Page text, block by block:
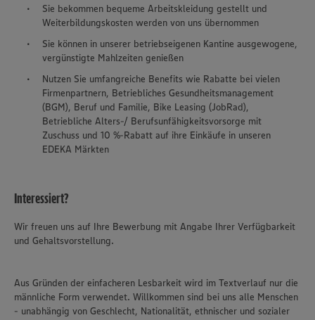
Sie bekommen bequeme Arbeitskleidung gestellt und
Weiterbildungskosten werden von uns übernommen
Sie können in unserer betriebseigenen Kantine ausgewogene,
vergünstigte Mahlzeiten genießen
Nutzen Sie umfangreiche Benefits wie Rabatte bei vielen
Firmenpartnern, Betriebliches Gesundheitsmanagement
(BGM), Beruf und Familie, Bike Leasing (JobRad),
Betriebliche Alters-/ Berufsunfähigkeitsvorsorge mit
Zuschuss und 10 %-Rabatt auf ihre Einkäufe in unseren
EDEKA Märkten
Interessiert?
Wir freuen uns auf Ihre Bewerbung mit Angabe Ihrer Verfügbarkeit
und Gehaltsvorstellung.
Aus Gründen der einfacheren Lesbarkeit wird im Textverlauf nur die
männliche Form verwendet. Willkommen sind bei uns alle Menschen
- unabhängig von Geschlecht, Nationalität, ethnischer und sozialer